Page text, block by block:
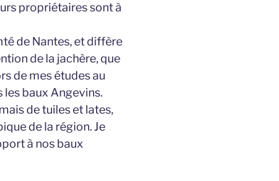
propriétaires sont à
de Nantes, et diffère
de la jachère, que
de mes études au
les baux Angevins.
de tuiles et lates,
de la région. Je
à nos baux